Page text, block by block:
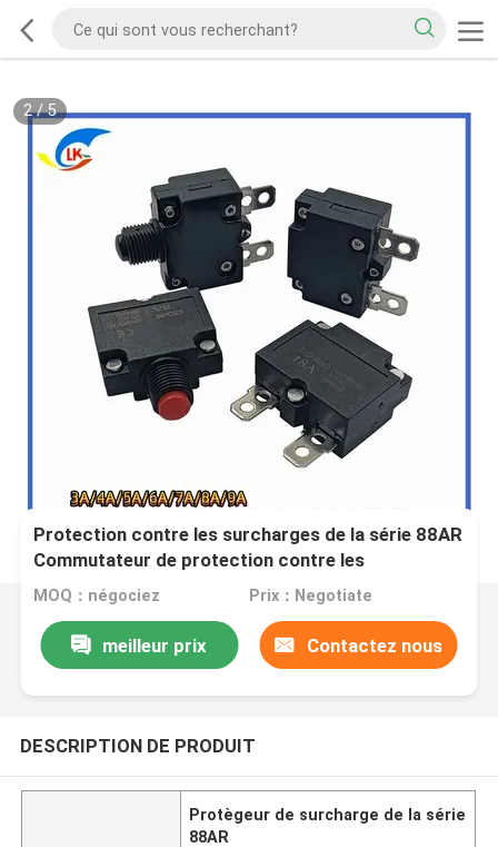
2/5
Protection contre les surcharges de la série 88AR
Commutateur de protection contre les
surcharges de courant 3~20A Surtension
manuelle/automatique
MOQ：négociez Prix：Negotiate
meilleur prix Contactez nous
DESCRIPTION DE PRODUIT
Protègeur de surcharge de la série
88AR